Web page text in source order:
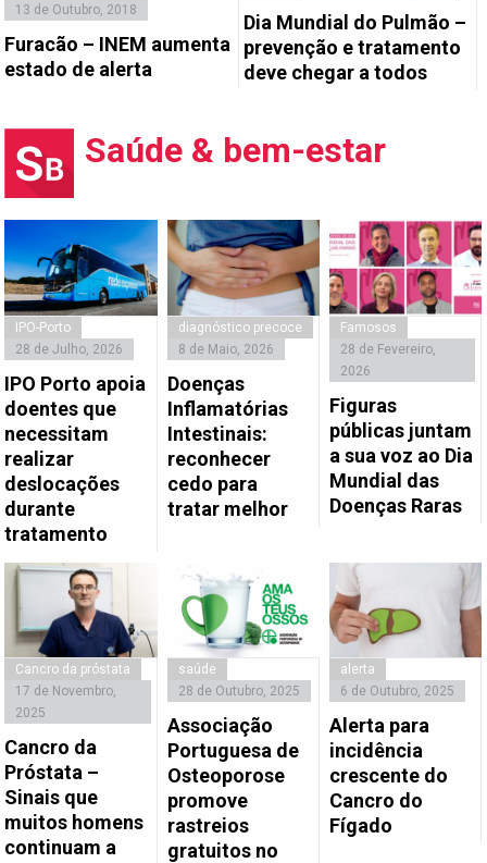
13 de Outubro, 2018
Furacão – INEM aumenta
estado de alerta
Dia Mundial do Pulmão –
prevenção e tratamento
deve chegar a todos
Saúde & bem-estar
IPO-Porto
28 de Julho, 2026
IPO Porto apoia
doentes que
necessitam
realizar
deslocações
durante
tratamento
diagnóstico precoce
8 de Maio, 2026
Doenças
Inflamatórias
Intestinais:
reconhecer
cedo para
tratar melhor
Famosos
28 de Fevereiro,
2026
Figuras
públicas juntam
a sua voz ao Dia
Mundial das
Doenças Raras
Cancro da próstata
17 de Novembro,
2025
Cancro da
Próstata –
Sinais que
muitos homens
continuam a
saúde
28 de Outubro, 2025
Associação
Portuguesa de
Osteoporose
promove
rastreios
gratuitos no
alerta
6 de Outubro, 2025
Alerta para
incidência
crescente do
Cancro do
Fígado